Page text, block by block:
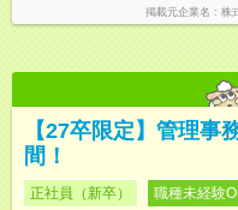
掲載元企業名 株
【27卒限定】管理
間！
正社員（新卒） 職種未経験